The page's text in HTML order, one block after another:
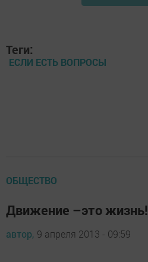
Теги:
ЕСЛИ ЕСТЬ ВОПРОСЫ
ОБЩЕСТВО
Движение –это жизнь!
автор, 9 апреля 2013 - 09:59